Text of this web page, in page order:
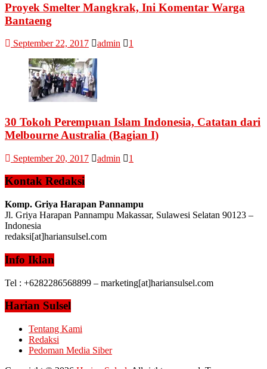
Proyek Smelter Mangkrak, Ini Komentar Warga
Bantaeng
September 22, 2017 admin 1
30 Tokoh Perempuan Islam Indonesia, Catatan dari
Melbourne Australia (Bagian I)
September 20, 2017 admin 1
Kontak Redaksi
Komp. Griya Harapan Pannampu
Jl. Griya Harapan Pannampu Makassar, Sulawesi Selatan 90123 –
Indonesia
redaksi[at]hariansulsel.com
Info Iklan
Tel : +6282286568899 – marketing[at]hariansulsel.com
Harian Sulsel
Tentang Kami
Redaksi
Pedoman Media Siber